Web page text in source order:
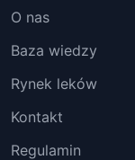
O nas
Baza wiedzy
Rynek leków
Kontakt
Regulamin